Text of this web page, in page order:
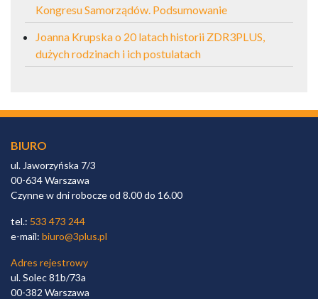
Kongresu Samorządów. Podsumowanie
Joanna Krupska o 20 latach historii ZDR3PLUS,
dużych rodzinach i ich postulatach
BIURO
ul. Jaworzyńska 7/3
00-634 Warszawa
Czynne w dni robocze od 8.00 do 16.00
tel.: 533 473 244
e-mail: biuro@3plus.pl
Adres rejestrowy
ul. Solec 81b/73a
00-382 Warszawa